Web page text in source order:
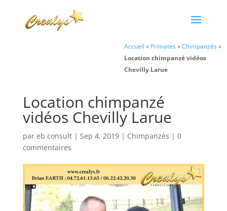
Accueil » Primates»Chimpanzés»
Location chimpanzé vidéos
Chevilly Larue
Location chimpanzé
vidéos Chevilly Larue
par eb consult| Sep 4, 2019| Chimpanzés | 0
commentaires